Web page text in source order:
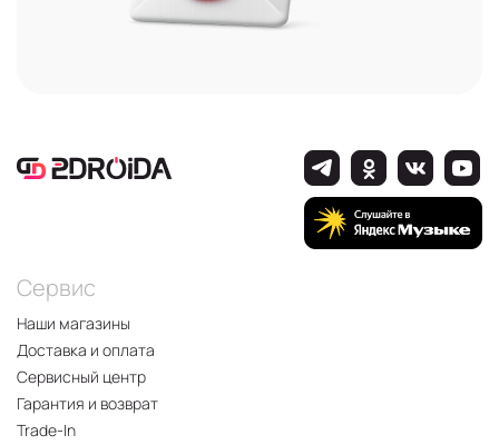
Сервис
Наши магазины
Доставка и оплата
Сервисный центр
Гарантия и возврат
Trade-In